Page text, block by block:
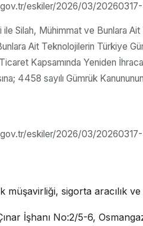
eskiler/2026/03/20260317-
Silah, Mühimmat ve Bunlara Ait
Ait Teknolojilerin Türkiye
Kapsamında Yeniden
4458 sayılı Gümrük
eskiler/2026/03/
müşavirliği, sigorta aracılık
İşhanı No:2/5-6,